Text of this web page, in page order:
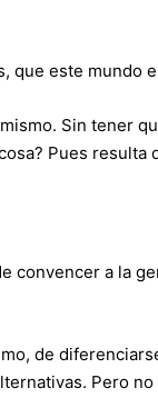
que este mundo
Sin tener
Pues
convencer a la
de
Pero